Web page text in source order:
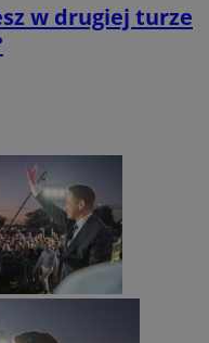
w drugiej turze